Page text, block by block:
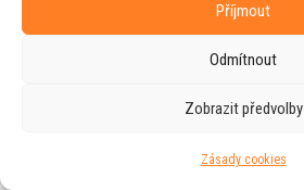
Příjmout
Odmítnout
Zobrazit předvolby
Zásady cookies